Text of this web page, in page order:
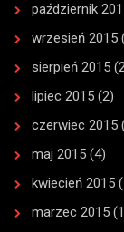
październik
wrzesień 2015
sierpień 2015
lipiec 2015 (2)
czerwiec 2015
maj 2015 (4)
kwiecień 2015
marzec 2015